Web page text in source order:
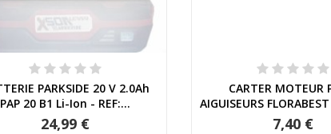
Aperçu rapide
PARKSIDE 20 V 2.0Ah
PAP 20 B1 Li-Ion - REF:...
24,99 €
Aperçu rapide
CARTER MOTEUR
AIGUISEURS
7,40 €